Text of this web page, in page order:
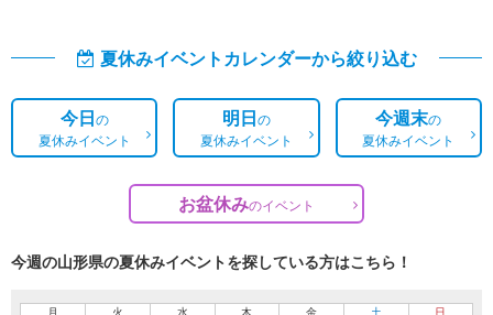
夏休みイベントカレンダーから絞り込む
今日の
夏休みイベント
明日の
夏休みイベント
今週末の
夏休みイベント
お盆休みのイベント
今週の山形県の夏休みイベントを探している方はこちら！
月 火 水 木 金 土 日